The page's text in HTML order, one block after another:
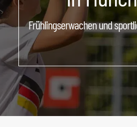
Frühlingserwachen und